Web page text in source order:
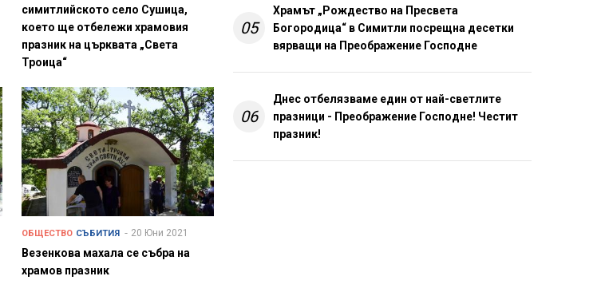
симитлийското село Сушица,
което ще отбележи храмовия
празник на църквата „Света
Троица“
ОБЩЕСТВО СЪБИТИЯ 20 Юни 2021
Везенкова махала се събра на
храмов празник
05
Храмът „Рождество на Пресвета
Богородица“ в Симитли посрещна десетки
вярващи на Преображение Господне
06
Днес отбелязваме един от най-светлите
празници - Преображение Господне! Честит
празник!